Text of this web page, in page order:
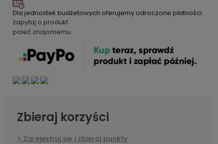
Dla jednostek budżetowych oferujemy odroczone płatności
zapytaj o produkt
poleć znajomemu
Zbieraj korzyści
Zarejestruj się i zbieraj punkty